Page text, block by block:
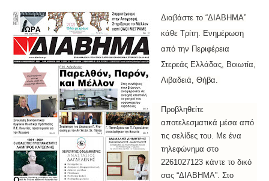
Διαβάστε το “ΔIABHMA”
κάθε Τρίτη. Ενημέρωση
από την Περιφέρεια
Στερεάς Ελλάδας, Βοιωτία,
Λιβαδειά, Θήβα.
Προβληθείτε
αποτελεσματικά μέσα από
τις σελίδες του. Με ένα
τηλεφώνημα στο
2261027123 κάντε το δικό
σας “ΔΙΑΒΗΜΑ”. Στο